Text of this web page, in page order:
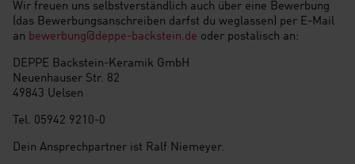
Wir freuen uns selbstverständlich auch über eine Bewerbung
(das Bewerbungsanschreiben darfst du weglassen) per E-Mail
an bewerbung@deppe-backstein.de oder postalisch an:
DEPPE Backstein-Keramik GmbH
Neuenhauser Str. 82
49843 Uelsen
Tel. 05942 9210-0
Dein Ansprechpartner ist Ralf Niemeyer.